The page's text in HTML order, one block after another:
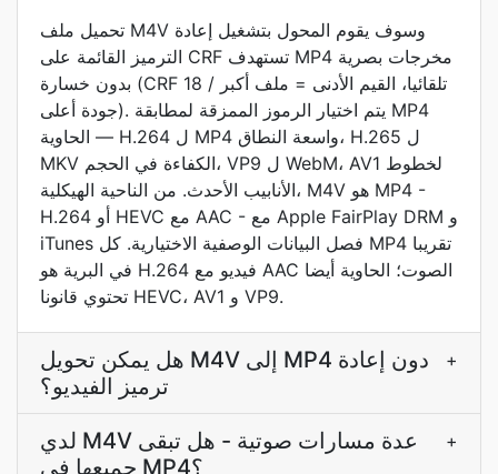
تحميل ملف M4V وسوف يقوم المحول بتشغيل إعادة
الترميز القائمة على CRF تستهدف MP4 مخرجات بصرية
بدون خسارة (CRF 18 تلقائيا، القيم الأدنى = ملف أكبر /
جودة أعلى). يتم اختيار الرموز الممزقة لمطابقة MP4
الحاوية — H.264 ل MP4 واسعة النطاق، H.265 ل
MKV الكفاءة في الحجم، VP9 ل WebM، AV1 لخطوط
الأنابيب الأحدث. من الناحية الهيكلية، M4V هو MP4 -
H.264 أو HEVC مع AAC - مع Apple FairPlay DRM و
iTunes فصل البيانات الوصفية الاختيارية. كل MP4 تقريبا
في البرية هو H.264 فيديو مع AAC الصوت؛ الحاوية أيضا
تحتوي قانونا HEVC، AV1 و VP9.
هل يمكن تحويل M4V إلى MP4 دون إعادة
ترميز الفيديو؟
+
لدي M4V عدة مسارات صوتية - هل تبقى
جميعها في MP4؟
+